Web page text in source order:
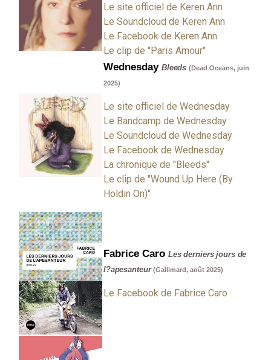
Le site officiel de Keren Ann
Le Soundcloud de Keren Ann
Le Facebook de Keren Ann
Le clip de "Paris Amour"
Wednesday Bleeds(Dead Oceans, juin
2025)
Le site officiel de Wednesday
Le Bandcamp de Wednesday
Le Soundcloud de Wednesday
Le Facebook de Wednesday
La chronique de "Bleeds"
Le clip de "Wound Up Here (By
Holdin On)"
Fabrice Caro Les derniers jours de
l?apesanteur(Gallimard, août 2025)
Le Facebook de Fabrice Caro